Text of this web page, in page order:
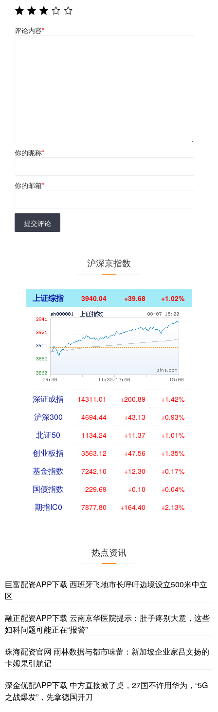
评论内容*
你的昵称*
你的邮箱*
提交评论
沪深京指数
上证综指 3940.04 +39.68 +1.02%
深证成指 14311.01 +200.89 +1.42%
沪深300 4694.44 +43.13 +0.93%
北证50 1134.24 +11.37 +1.01%
创业板指 3563.12 +47.56 +1.35%
基金指数 7242.10 +12.30 +0.17%
国债指数 229.69 +0.10 +0.04%
期指IC0 7877.80 +164.40 +2.13%
热点资讯
巨富配资APP下载 西班牙飞地市长呼吁边境设立500米中立
区
融正配资APP下载 云南京华医院提示：肚子疼别大意，这些
妇科问题可能正在“报警”
珠海配资官网 雨林数据与都市味蕾：新加坡企业家吕文扬的
卡姆果引航记
深金优配APP下载 中方直接掀了桌，27国不许用华为，“5G
之战爆发”，先拿德国开刀